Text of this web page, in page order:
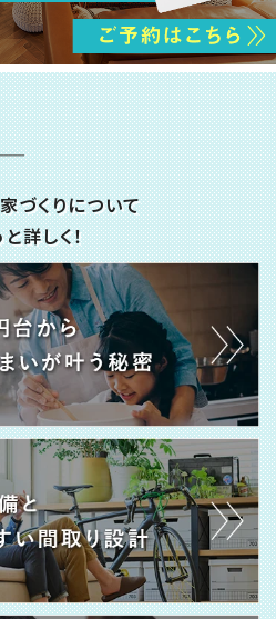
づくりについて
詳しく！